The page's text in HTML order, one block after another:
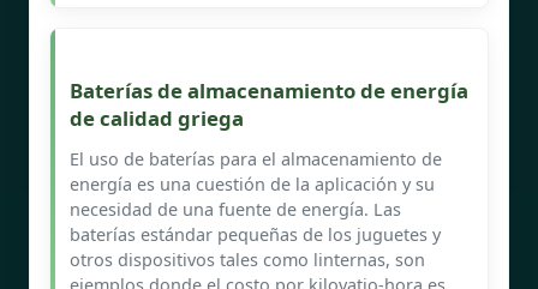
Baterías de almacenamiento de energía
de calidad griega
El uso de baterías para el almacenamiento de
energía es una cuestión de la aplicación y su
necesidad de una fuente de energía. Las
baterías estándar pequeñas de los juguetes y
otros dispositivos tales como linternas, son